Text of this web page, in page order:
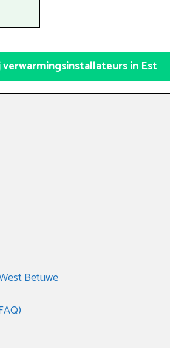
verwarmingsinstallateurs in Est
Betuwe